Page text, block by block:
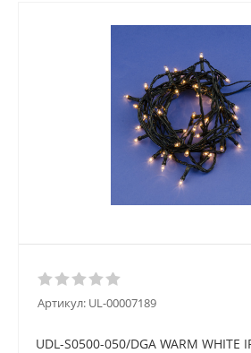
Артикул: UL-00007189
UDL-S0500-050/DGA WARM WHITE